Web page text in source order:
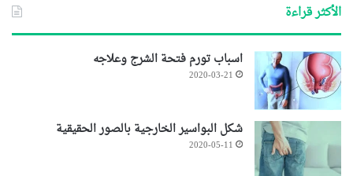
الأكثر قراءة
اسباب تورم فتحة الشرج وعلاجه
2020-03-21
شكل البواسير الخارجية بالصور الحقيقية
2020-05-11